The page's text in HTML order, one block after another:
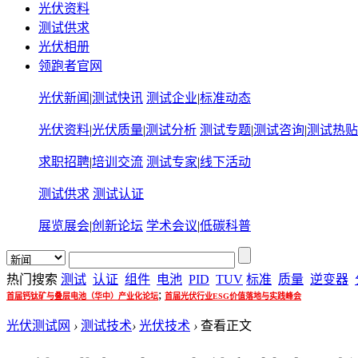
光伏资料
测试供求
光伏相册
领跑者官网
光伏新闻 |测试快讯 测试企业|标准动态
光伏资料|光伏质量|测试分析 测试专题|测试咨询|测试热贴
求职招聘|培训交流 测试专家|线下活动
测试供求 测试认证
展览展会|创新论坛 学术会议|低碳科普
热门搜索 测试 认证 组件 电池 PID TUV 标准 质量 逆变器
首届钙钛矿与叠层电池（华中）产业化论坛; 首届光伏行业ESG价值落地与实践峰会
光伏测试网 › 测试技术› 光伏技术 › 查看正文